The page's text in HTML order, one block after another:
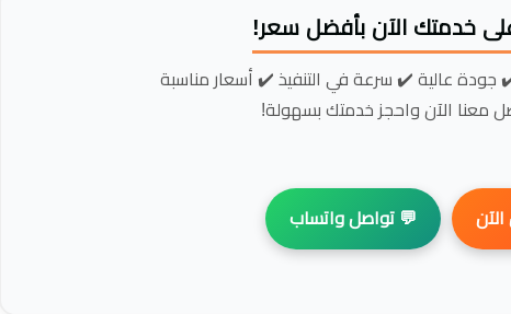
خدمتك الآن بأفضل سعر!
جودة عالية ✔️ سرعة في التنفيذ ✔️ أسعار مناسبة
معنا الآن واحجز خدمتك بسهولة!
💬 تواصل واتساب